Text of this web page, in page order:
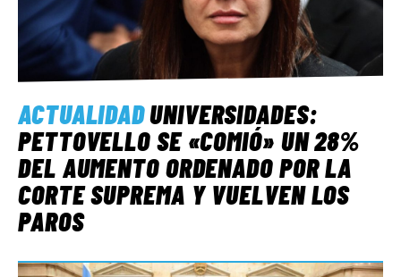
ACTUALIDADUNIVERSIDADES:
PETTOVELLO SE «COMIÓ» UN 28%
DEL AUMENTO ORDENADO POR LA
CORTE SUPREMA Y VUELVEN LOS
PAROS